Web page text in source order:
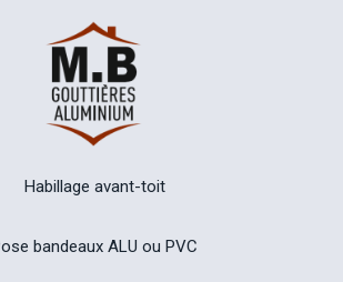
Habillage avant-toit
bandeaux ALU ou PVC